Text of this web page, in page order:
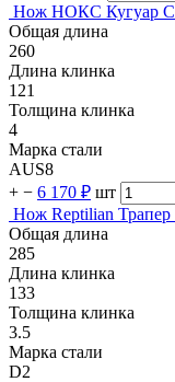
Нож НОКС Кугуар С
Общая длина
260
Длина клинка
121
Толщина клинка
4
Марка стали
AUS8
+ − 6 170 ₽ шт
Нож Reptilian Трапер
Общая длина
285
Длина клинка
133
Толщина клинка
3.5
Марка стали
D2